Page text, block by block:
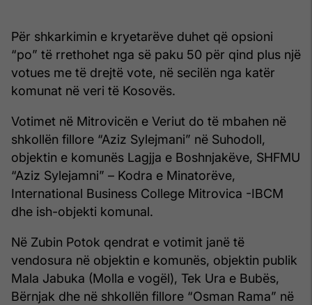
Për shkarkimin e kryetarëve duhet që opsioni
“po” të rrethohet nga së paku 50 për qind plus një
votues me të drejtë vote, në secilën nga katër
komunat në veri të Kosovës.
Votimet në Mitrovicën e Veriut do të mbahen në
shkollën fillore “Aziz Sylejmani” në Suhodoll,
objektin e komunës Lagjja e Boshnjakëve, SHFMU
“Aziz Sylejamni” – Kodra e Minatorëve,
International Business College Mitrovica -IBCM
dhe ish-objekti komunal.
Në Zubin Potok qendrat e votimit janë të
vendosura në objektin e komunës, objektin publik
Mala Jabuka (Molla e vogël), Tek Ura e Bubës,
Bërnjak dhe në shkollën fillore “Osman Rama” në